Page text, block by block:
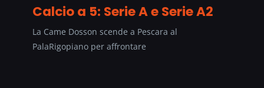
Calcio a 5: Serie A e Serie A2
La Came Dosson scende a Pescara al
PalaRigopiano per affrontare